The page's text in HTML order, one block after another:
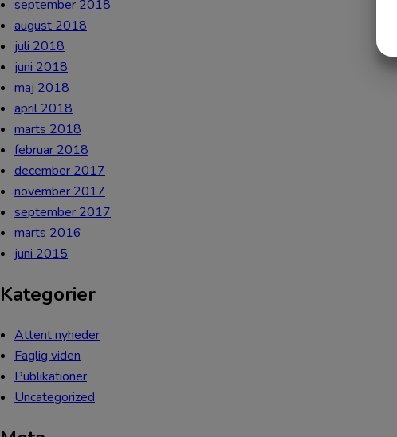
september 2018
august 2018
juli 2018
juni 2018
maj 2018
april 2018
marts 2018
februar 2018
december 2017
november 2017
september 2017
marts 2016
juni 2015
Kategorier
Attent nyheder
Faglig viden
Publikationer
Uncategorized